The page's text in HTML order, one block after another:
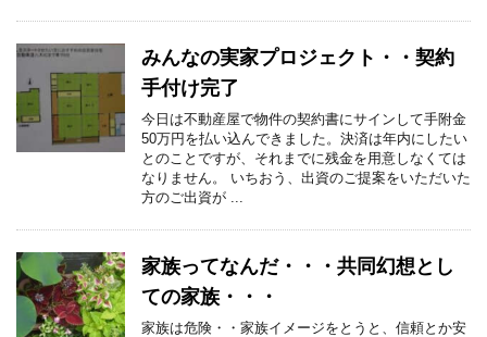
みんなの実家プロジェクト・・契約
手付け完了
今日は不動産屋で物件の契約書にサインして手附金
50万円を払い込んできました。決済は年内にしたい
とのことですが、それまでに残金を用意しなくては
なりません。 いちおう、出資のご提案をいただいた
方のご出資が ...
家族ってなんだ・・・共同幻想とし
ての家族・・・
家族は危険・・家族イメージをとうと、信頼とか安